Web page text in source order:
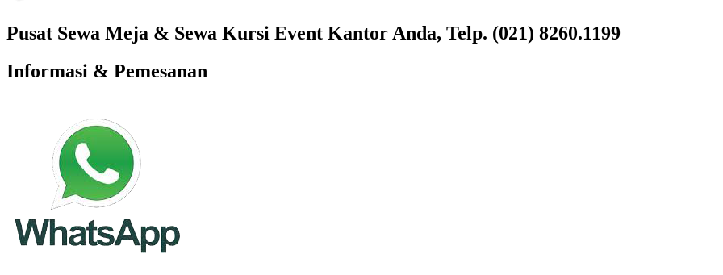
Pusat Sewa Meja & Sewa Kursi Event Kantor Anda, Telp. (021) 8260.1199
Informasi & Pemesanan